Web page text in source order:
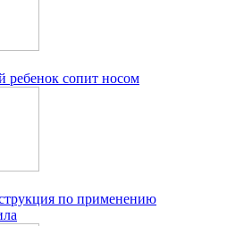
ребенок сопит носом
по применению